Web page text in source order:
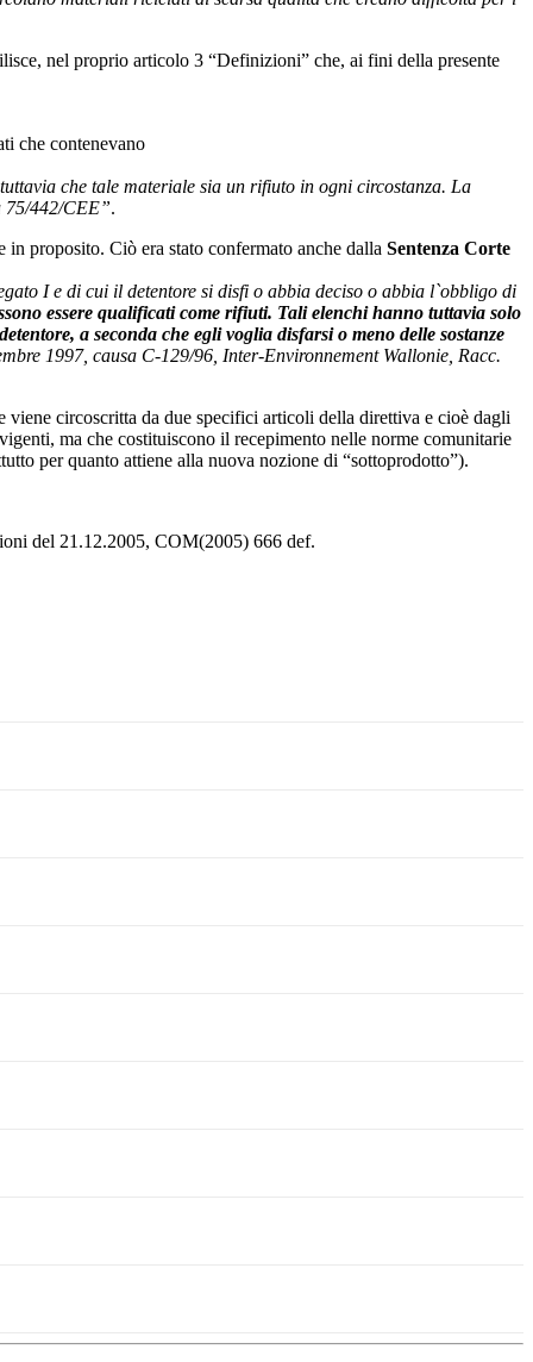
nel proprio articolo 3 “Definizioni” che, ai fini della presente
che contenevano
che tale materiale sia un rifiuto in ogni circostanza. La
75/442/CEE”.
proposito. Ciò era stato confermato anche dalla Sentenza Corte
I e di cui il detentore si disfi o abbia deciso o abbia l`obbligo di
essere qualificati come rifiuti. Tali elenchi hanno tuttavia solo
a seconda che egli voglia disfarsi o meno delle sostanze
1997, causa C-129/96, Inter-Environnement Wallonie, Racc.
circoscritta da due specifici articoli della direttiva e cioè dagli
ma che costituiscono il recepimento nelle norme comunitarie
per quanto attiene alla nuova nozione di “sottoprodotto”).
del 21.12.2005, COM(2005) 666 def.